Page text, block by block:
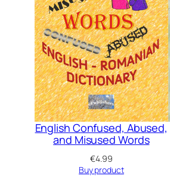
English Confused, Abused,
and Misused Words
€4.99
Buy product